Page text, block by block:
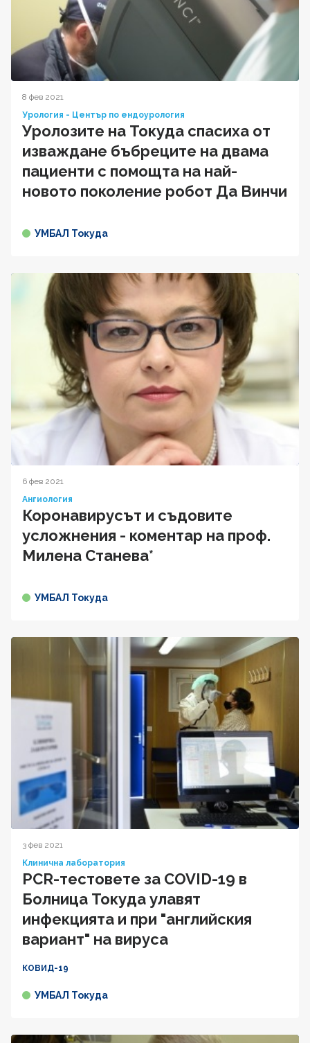
8 фев 2021
Урология - Център по ендоурология
Уролозите на Токуда спасиха от
изваждане бъбреците на двама
пациенти с помощта на най-
новото поколение робот Да Винчи
УМБАЛ Токуда
6 фев 2021
Ангиология
Коронавирусът и съдовите
усложнения - коментар на проф.
Милена Станева*
УМБАЛ Токуда
3 фев 2021
Клинична лаборатория
PCR-тестовете за COVID-19 в
Болница Токуда улавят
инфекцията и при "английския
вариант" на вируса
КОВИД-19
УМБАЛ Токуда